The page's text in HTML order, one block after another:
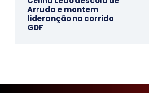
Arruda e mantem
lideranção na corrida
GDF